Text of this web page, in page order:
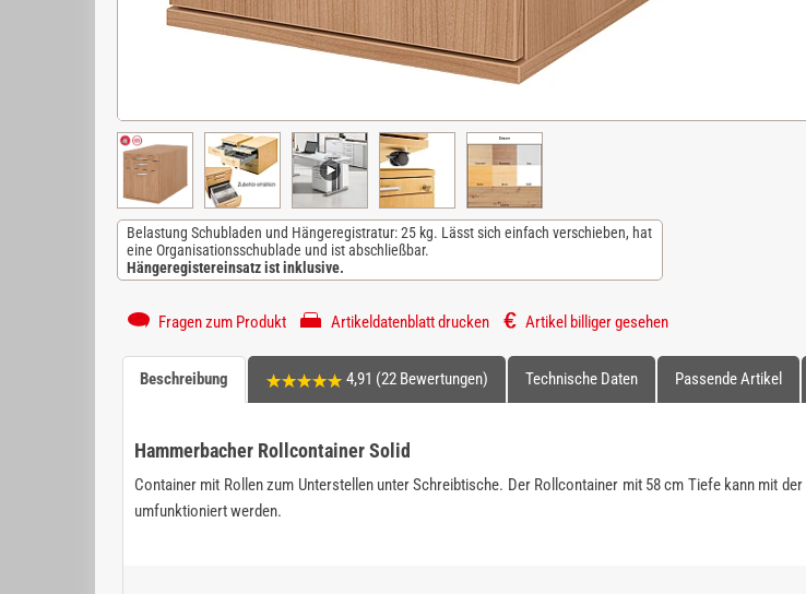
Belastung Schubladen und Hängeregistratur: 25 kg. Lässt sich einfach verschieben, hat
eine Organisationsschublade und ist abschließbar.
Hängeregistereinsatz ist inklusive.
Fragen zum Produkt Artikeldatenblatt drucken Artikel billiger gesehen
Beschreibung 4,91 (22 Bewertungen) Technische Daten Passende Artikel
Hammerbacher Rollcontainer Solid
Container mit Rollen zum Unterstellen unter Schreibtische. Der Rollcontainer mit 58 cm Tiefe kann mit der
umfunktioniert werden.